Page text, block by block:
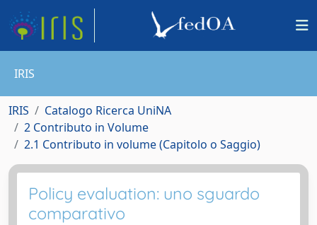
IRIS
IRIS
Catalogo Ricerca UniNA
2 Contributo in Volume
2.1 Contributo in volume (Capitolo o Saggio)
Policy evaluation: uno sguardo
comparativo